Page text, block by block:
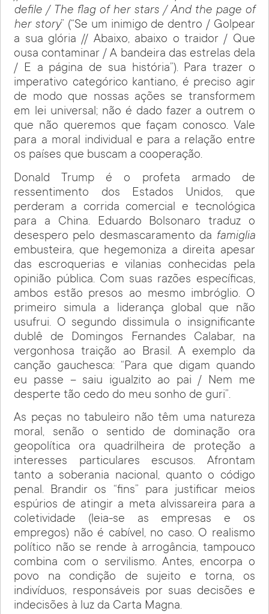
defile / The flag of her stars / And the page of
her story” (“Se um inimigo de dentro / Golpear
a sua glória // Abaixo, abaixo o traidor / Que
ousa contaminar / A bandeira das estrelas dela
/ E a página de sua história”). Para trazer o
imperativo categórico kantiano, é preciso agir
de modo que nossas ações se transformem
em lei universal; não é dado fazer a outrem o
que não queremos que façam conosco. Vale
para a moral individual e para a relação entre
os países que buscam a cooperação.
Donald Trump é o profeta armado de
ressentimento dos Estados Unidos, que
perderam a corrida comercial e tecnológica
para a China. Eduardo Bolsonaro traduz o
desespero pelo desmascaramento da famiglia
embusteira, que hegemoniza a direita apesar
das escroquerias e vilanias conhecidas pela
opinião pública. Com suas razões específicas,
ambos estão presos ao mesmo imbróglio. O
primeiro simula a liderança global que não
usufrui. O segundo dissimula o insignificante
dublê de Domingos Fernandes Calabar, na
vergonhosa traição ao Brasil. A exemplo da
canção gauchesca: “Para que digam quando
eu passe – saiu igualzito ao pai / Nem me
desperte tão cedo do meu sonho de guri”.
As peças no tabuleiro não têm uma natureza
moral, senão o sentido de dominação ora
geopolítica ora quadrilheira de proteção a
interesses particulares escusos. Afrontam
tanto a soberania nacional, quanto o código
penal. Brandir os “fins” para justificar meios
espúrios de atingir a meta alvissareira para a
coletividade (leia-se as empresas e os
empregos) não é cabível, no caso. O realismo
político não se rende à arrogância, tampouco
combina com o servilismo. Antes, encorpa o
povo na condição de sujeito e torna, os
indivíduos, responsáveis por suas decisões e
indecisões à luz da Carta Magna.